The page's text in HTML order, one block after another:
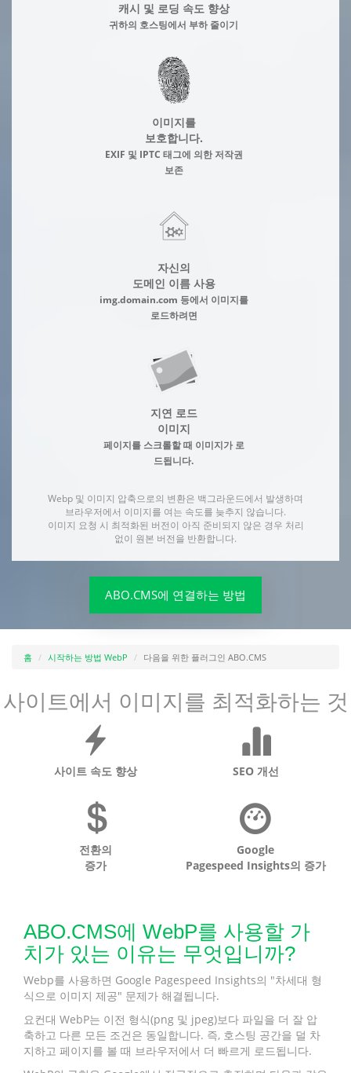
캐시 및 로딩 속도 향상
귀하의 호스팅에서 부하 줄이기
이미지를
보호합니다.
EXIF 및 IPTC 태그에 의한 저작권
보존
자신의
도메인 이름 사용
img.domain.com 등에서 이미지를
로드하려면
지연 로드
이미지
페이지를 스크롤할 때 이미지가 로
드됩니다.
Webp 및 이미지 압축으로의 변환은 백그라운드에서 발생하며
브라우저에서 이미지를 여는 속도를 늦추지 않습니다.
이미지 요청 시 최적화된 버전이 아직 준비되지 않은 경우 처리
없이 원본 버전을 반환합니다.
ABO.CMS에 연결하는 방법
홈 시작하는 방법 WebP 다음을 위한 플러그인 ABO.CMS
사이트에서 이미지를 최적화하는 것
사이트 속도 향상 SEO 개선
전환의
증가
Google
Pagespeed Insights의 증가
ABO.CMS에 WebP를 사용할 가
치가 있는 이유는 무엇입니까?
Webp를 사용하면 Google Pagespeed Insights의 "차세대 형
식으로 이미지 제공" 문제가 해결됩니다.
요컨대 WebP는 이전 형식(png 및 jpeg)보다 파일을 더 잘 압
축하고 다른 모든 조건은 동일합니다. 즉, 호스팅 공간을 덜 차
지하고 페이지를 볼 때 브라우저에서 더 빠르게 로드됩니다.